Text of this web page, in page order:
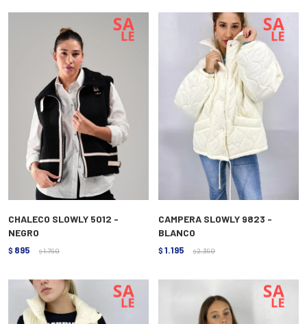
CHALECO SLOWLY 5012 -
NEGRO
$ 895 $ 1.790
CAMPERA SLOWLY 9823 -
BLANCO
$ 1.195 $ 2.390